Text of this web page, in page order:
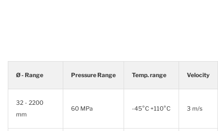
Ø - Range Pressure Range Temp. range Velocity
32 - 2200
mm
60 MPa -45°C +110°C 3 m/s